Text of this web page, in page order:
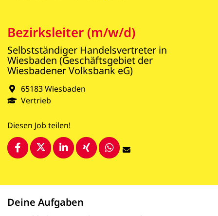
Bezirksleiter (m/w/d)
Selbstständiger Handelsvertreter in
Wiesbaden (Geschäftsgebiet der
Wiesbadener Volksbank eG)
65183 Wiesbaden
Vertrieb
Diesen Job teilen!
Deine Aufgaben